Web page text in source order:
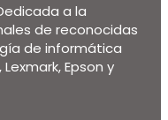
a la
de reconocidas
de informática
Epson y